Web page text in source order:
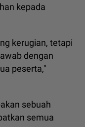
kepada
kerugian, tetapi
dengan
peserta,"
sebuah
semua